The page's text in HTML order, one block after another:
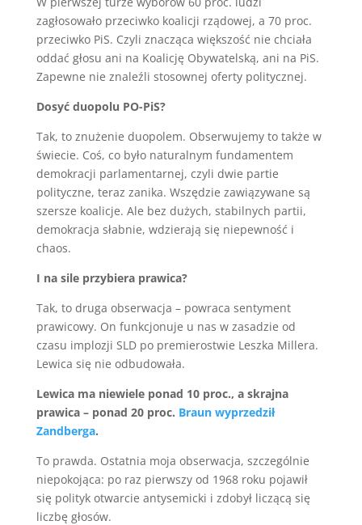
zagłosowało przeciwko koalicji rządowej, a 70 proc.
przeciwko PiS. Czyli znacząca większość nie chciała
oddać głosu ani na Koalicję Obywatelską, ani na PiS.
Zapewne nie znaleźli stosownej oferty politycznej.
Dosyć duopolu PO-PiS?
Tak, to znużenie duopolem. Obserwujemy to także w
świecie. Coś, co było naturalnym fundamentem
demokracji parlamentarnej, czyli dwie partie
polityczne, teraz zanika. Wszędzie zawiązywane są
szersze koalicje. Ale bez dużych, stabilnych partii,
demokracja słabnie, wdzierają się niepewność i
chaos.
I na sile przybiera prawica?
Tak, to druga obserwacja – powraca sentyment
prawicowy. On funkcjonuje u nas w zasadzie od
czasu implozji SLD po premierostwie Leszka Millera.
Lewica się nie odbudowała.
Lewica ma niewiele ponad 10 proc., a skrajna
prawica – ponad 20 proc. Braun wyprzedził
Zandberga.
To prawda. Ostatnia moja obserwacja, szczególnie
niepokojąca: po raz pierwszy od 1968 roku pojawił
się polityk otwarcie antysemicki i zdobył liczącą się
liczbę głosów.